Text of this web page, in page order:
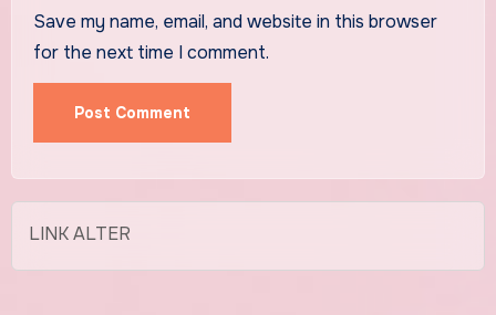
Save my name, email, and website in this browser
for the next time I comment.
LINK ALTER